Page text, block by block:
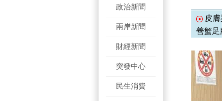
政治新聞
兩岸新聞
財經新聞
突發中心
民生消費
皮
善蟹足